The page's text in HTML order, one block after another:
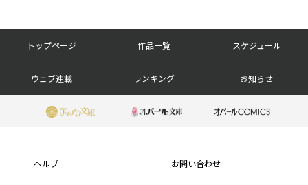
タ
トップページ 作品一覧 スケジュール
ウェブ連載 ランキング お知らせ
ヘルプ お問い合わせ